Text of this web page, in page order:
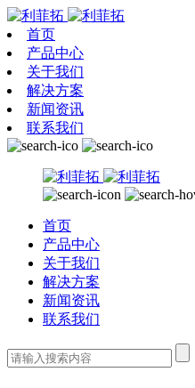
首页
产品中心
关于我们
解决方案
新闻资讯
联系我们
首页
产品中心
关于我们
解决方案
新闻资讯
联系我们